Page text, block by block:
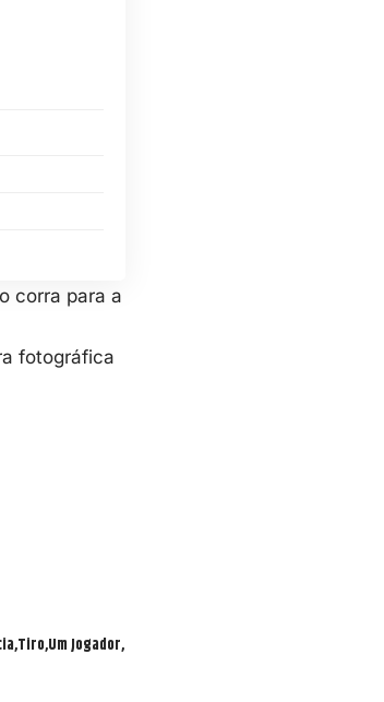
corra para a
fotográfica
TiroUm Jogador